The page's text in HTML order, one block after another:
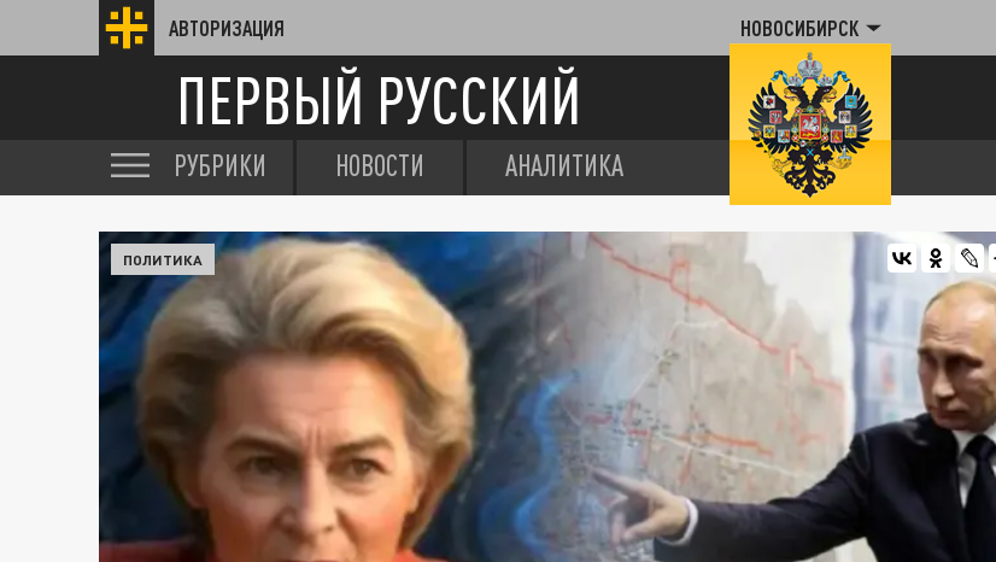
АВТОРИЗАЦИЯ НОВОСИБИРСК
ПЕРВЫЙ РУССКИЙ
РУБРИКИ НОВОСТИ АНАЛИТИКА
ПОЛИТИКА